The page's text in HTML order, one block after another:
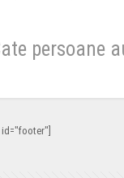
persoane
id="footer"]